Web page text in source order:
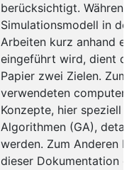
berücksichtigt. Während
Simulationsmodell in
Arbeiten kurz anhand
eingeführt wird, dient
Papier zwei Zielen. Zum
verwendeten
Konzepte, hier speziell
Algorithmen (GA),
werden. Zum Anderen
dieser Dokumentation